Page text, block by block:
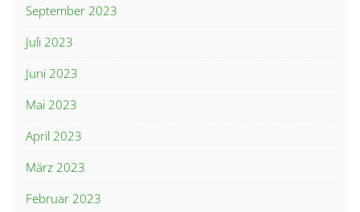
September 2023
Juli 2023
Juni 2023
Mai 2023
April 2023
März 2023
Februar 2023